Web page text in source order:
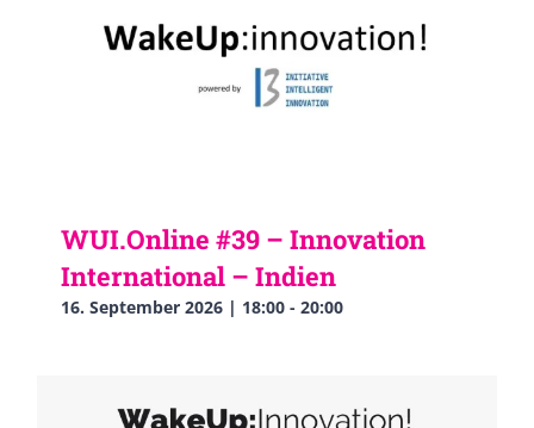
WUI.Online #39 – Innovation
International – Indien
16. September 2026 | 18:00 - 20:00